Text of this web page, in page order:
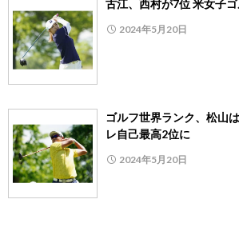
古江、西村が7位 米女子
2024年5月20日
ゴルフ世界ランク、松山
レ自己最高2位に
2024年5月20日